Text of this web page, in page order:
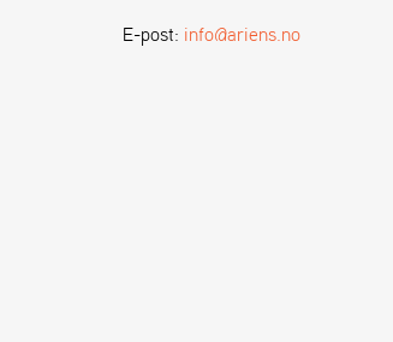
E-post: info@ariens.no